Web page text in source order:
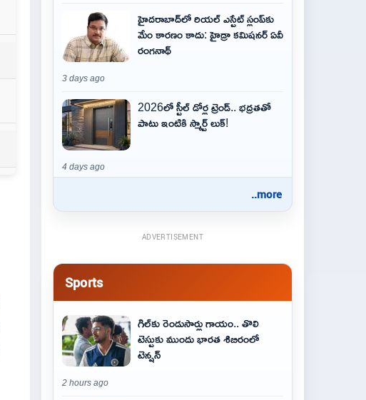
హైదరాబాద్‌లో రియల్ ఎస్టేట్ స్లంప్‌కు
మేం కారణం కాదు: హైడ్రా కమిషనర్ ఏవీ
రంగనాథ్
3 days ago
2026లో స్టీల్ డోర్ల ట్రెండ్.. భద్రతతో
పాటు ఇంటికి స్మార్ట్ లుక్!
4 days ago
..more
ADVERTISEMENT
Sports
గిల్‌కు రెండుసార్లు గాయం.. తొలి
టెస్టుకు ముందు భారత శిబిరంలో
టెన్షన్
2 hours ago